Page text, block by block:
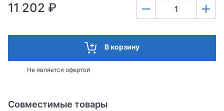
11 202 ₽
В корзину
Не является офертой
Совместимые товары